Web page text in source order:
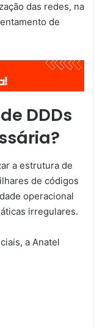
das redes, na
de
DDDs
a estrutura de
de códigos
operacional
irregulares.
a Anatel